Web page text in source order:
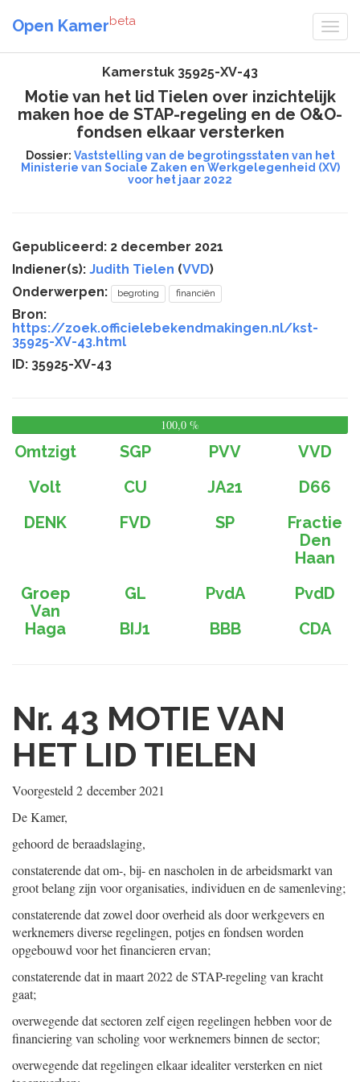
Open Kamerbeta
Kamerstuk 35925-XV-43
Motie van het lid Tielen over inzichtelijk
maken hoe de STAP-regeling en de O&O-
fondsen elkaar versterken
Dossier: Vaststelling van de begrotingsstaten van het
Ministerie van Sociale Zaken en Werkgelegenheid (XV)
voor het jaar 2022
Gepubliceerd: 2 december 2021
Indiener(s): Judith Tielen (VVD)
Onderwerpen:
begroting financiën
Bron:
https://zoek.officielebekendmakingen.nl/kst-
35925-XV-43.html
ID: 35925-XV-43
100,0 %
Omtzigt SGP PVV
VVD
Volt
CU JA21
D66
DENK
FVD SP
Fractie
Den
Haan
Groep
Van
Haga
GL PvdA
PvdD
BIJ1
BBB CDA
Nr. 43 MOTIE VAN
HET LID TIELEN
Voorgesteld 2 december 2021
De Kamer,
gehoord de beraadslaging,
constaterende dat om-, bij- en nascholen in de arbeidsmarkt van
groot belang zijn voor organisaties, individuen en de samenleving;
constaterende dat zowel door overheid als door werkgevers en
werknemers diverse regelingen, potjes en fondsen worden
opgebouwd voor het financieren ervan;
constaterende dat in maart 2022 de STAP-regeling van kracht
gaat;
overwegende dat sectoren zelf eigen regelingen hebben voor de
financiering van scholing voor werknemers binnen de sector;
overwegende dat regelingen elkaar idealiter versterken en niet